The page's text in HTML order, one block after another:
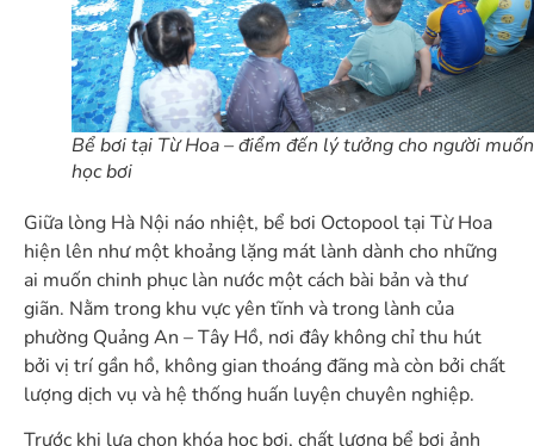
Bể bơi tại Từ Hoa – điểm đến lý tưởng cho người muốn
học bơi
Giữa lòng Hà Nội náo nhiệt, bể bơi Octopool tại Từ Hoa
hiện lên như một khoảng lặng mát lành dành cho những
ai muốn chinh phục làn nước một cách bài bản và thư
giãn. Nằm trong khu vực yên tĩnh và trong lành của
phường Quảng An – Tây Hồ, nơi đây không chỉ thu hút
bởi vị trí gần hồ, không gian thoáng đãng mà còn bởi chất
lượng dịch vụ và hệ thống huấn luyện chuyên nghiệp.
Trước khi lựa chọn khóa học bơi, chất lượng bể bơi ảnh